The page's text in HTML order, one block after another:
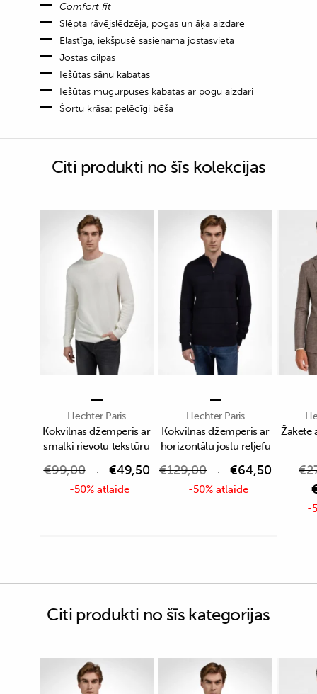
Comfort fit
Slēpta rāvējslēdzēja, pogas un āķa aizdare
Elastīga, iekšpusē sasienama jostasvieta
Jostas cilpas
Iešūtas sānu kabatas
Iešūtas mugurpuses kabatas ar pogu aizdari
Šortu krāsa: pelēcīgi bēša
Citi produkti no šīs kolekcijas
Hechter Paris
Kokvilnas džemperis ar
smalki rievotu tekstūru
€99,00 €49,50
-50% atlaide
Hechter Paris
Kokvilnas džemperis ar
horizontālu joslu reljefu
€129,00 €64,50
-50% atlaide
Žakete
€
-
Citi produkti no šīs kategorijas